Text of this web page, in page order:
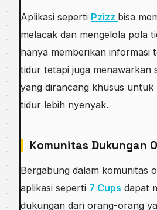
Aplikasi seperti Pzizz bisa
melacak dan mengelola pola
hanya memberikan informasi
tidur tetapi juga menawarkan
yang dirancang khusus untuk
tidur lebih nyenyak.
Komunitas Dukungan
Bergabung dalam komunitas
aplikasi seperti 7 Cups dapat
dukungan dari orang-orang